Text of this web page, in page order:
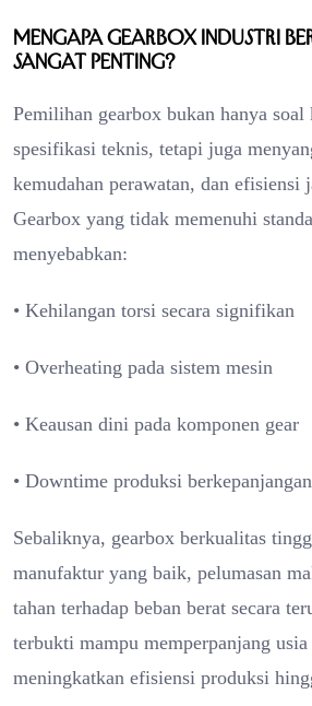
Mengapa Gearbox Industri
Sangat Penting?
Pemilihan gearbox bukan hanya soal
spesifikasi teknis, tetapi juga
kemudahan perawatan, dan efisiensi
Gearbox yang tidak memenuhi
menyebabkan:
• Kehilangan torsi secara signifikan
• Overheating pada sistem mesin
• Keausan dini pada komponen gear
• Downtime produksi berkepanjangan
Sebaliknya, gearbox berkualitas
manufaktur yang baik, pelumasan
tahan terhadap beban berat secara
terbukti mampu memperpanjang
meningkatkan efisiensi produksi